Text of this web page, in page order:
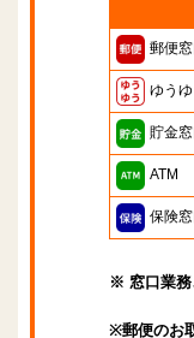
郵便窓
ゆう
貯金窓
ATM
保険窓
※ 窓口業務
※郵便のお